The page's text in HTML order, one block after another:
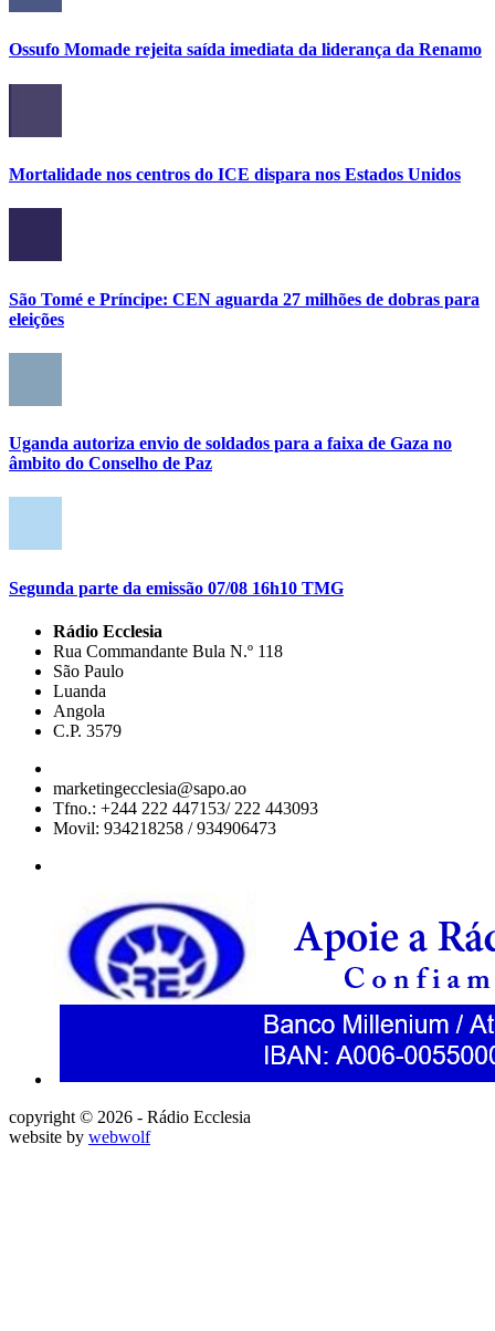
Ossufo Momade rejeita saída imediata da liderança da Renamo
Mortalidade nos centros do ICE dispara nos Estados Unidos
São Tomé e Príncipe: CEN aguarda 27 milhões de dobras para
eleições
Uganda autoriza envio de soldados para a faixa de Gaza no
âmbito do Conselho de Paz
Segunda parte da emissão 07/08 16h10 TMG
Rádio Ecclesia
Rua Commandante Bula N.º 118
São Paulo
Luanda
Angola
C.P. 3579
marketingecclesia@sapo.ao
Tfno.: +244 222 447153/ 222 443093
Movil: 934218258 / 934906473
copyright © 2026 - Rádio Ecclesia
website by webwolf